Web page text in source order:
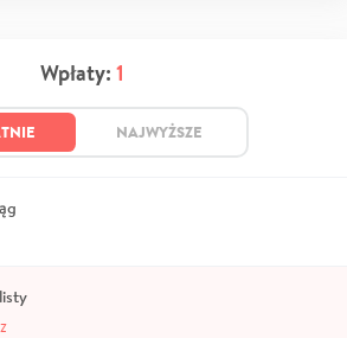
Wpłaty: 1
NAJWYŻSZE